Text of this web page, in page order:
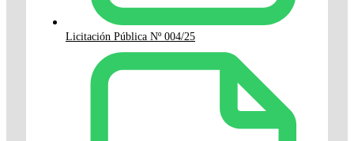
Licitación Pública Nº 004/25